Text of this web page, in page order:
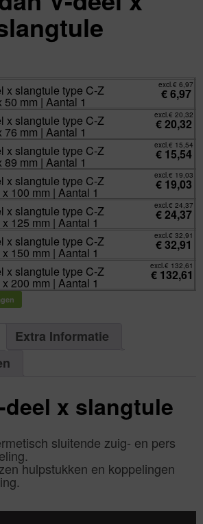
x slangtule type C-Z
mm | Aantal 1
excl.€ 6,97
€6,97
x slangtule type C-Z
mm | Aantal 1
excl.€ 20,32
€20,32
x slangtule type C-Z
mm | Aantal 1
excl.€ 15,54
€ 15,54
x slangtule type C-Z
100 mm | Aantal 1
excl.€ 19,03
€ 19,03
x slangtule type C-Z
125 mm | Aantal 1
excl.€ 24,37
€24,37
x slangtule type C-Z
150 mm | Aantal 1
excl.€ 32,91
€32,91
x slangtule type C-Z
200 mm | Aantal 1
excl.€ 132,61
€ 132,61
Extra Informatie
deel x slangtule
sluitende zuig- en pers
hulpstukken en koppelingen